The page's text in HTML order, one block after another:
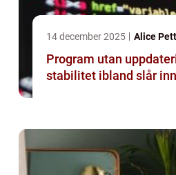
14 december 2025 Alice
Program utan
stabilitet ibland slår